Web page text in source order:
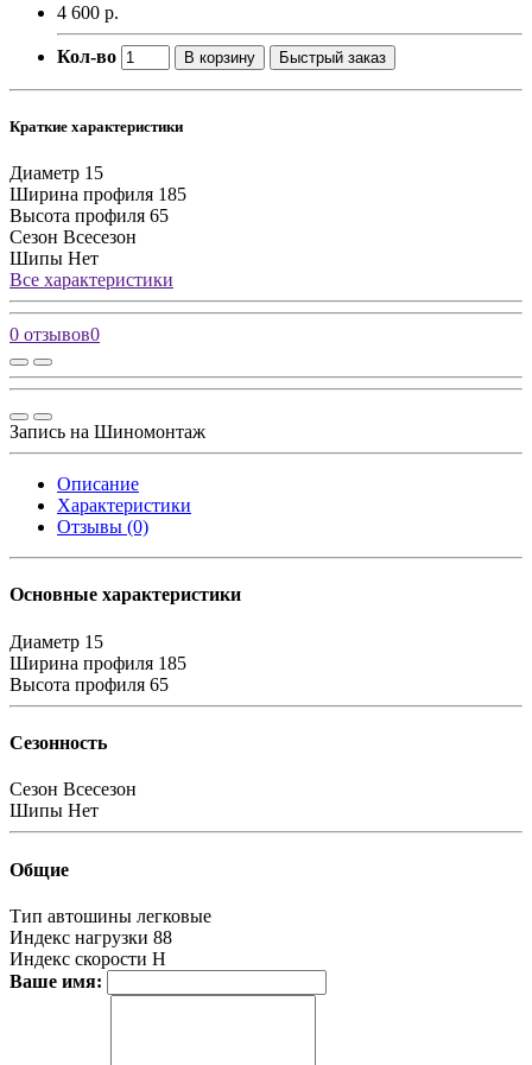
4 600 р.
Кол-во В корзину Быстрый заказ
Краткие характеристики
Диаметр 15
Ширина профиля 185
Высота профиля 65
Сезон Всесезон
Шипы Нет
Все характеристики
0 отзывов0
Запись на Шиномонтаж
Описание
Характеристики
Отзывы (0)
Основные характеристики
Диаметр 15
Ширина профиля 185
Высота профиля 65
Сезонность
Сезон Всесезон
Шипы Нет
Общие
Тип автошины легковые
Индекс нагрузки 88
Индекс скорости H
Ваше имя: